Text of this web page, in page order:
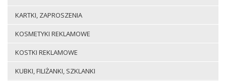
KARTKI, ZAPROSZENIA
KOSMETYKI REKLAMOWE
KOSTKI REKLAMOWE
KUBKI, FILIŻANKI, SZKLANKI